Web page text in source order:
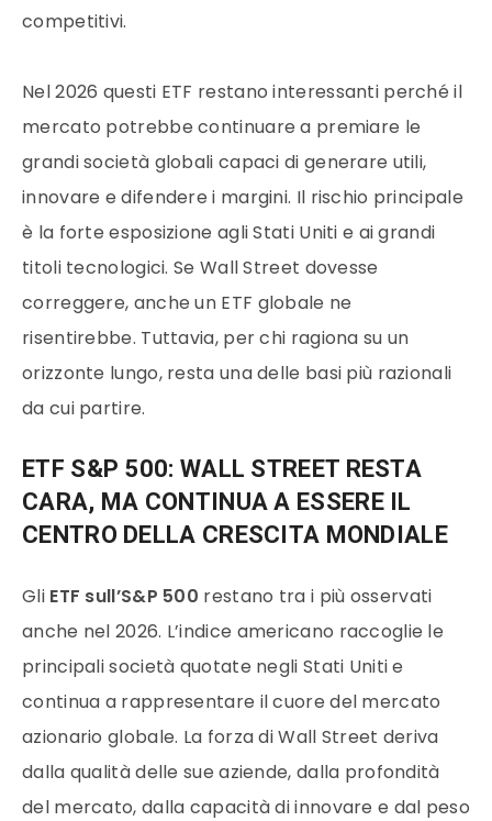
competitivi.
Nel 2026 questi ETF restano interessanti perché il
mercato potrebbe continuare a premiare le
grandi società globali capaci di generare utili,
innovare e difendere i margini. Il rischio principale
è la forte esposizione agli Stati Uniti e ai grandi
titoli tecnologici. Se Wall Street dovesse
correggere, anche un ETF globale ne
risentirebbe. Tuttavia, per chi ragiona su un
orizzonte lungo, resta una delle basi più razionali
da cui partire.
ETF S&P 500: WALL STREET RESTA
CARA, MA CONTINUA A ESSERE IL
CENTRO DELLA CRESCITA MONDIALE
Gli ETF sull’S&P 500 restano tra i più osservati
anche nel 2026. L’indice americano raccoglie le
principali società quotate negli Stati Uniti e
continua a rappresentare il cuore del mercato
azionario globale. La forza di Wall Street deriva
dalla qualità delle sue aziende, dalla profondità
del mercato, dalla capacità di innovare e dal peso